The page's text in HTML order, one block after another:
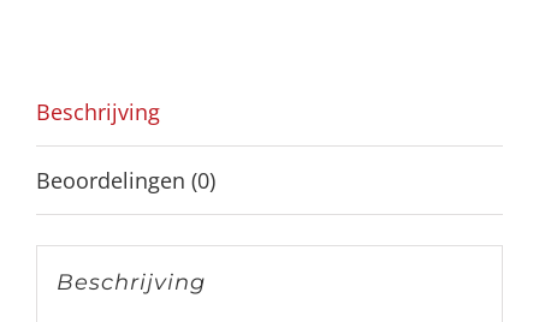
Beschrijving
Beoordelingen (0)
Beschrijving